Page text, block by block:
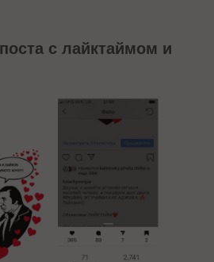
с лайктаймом и